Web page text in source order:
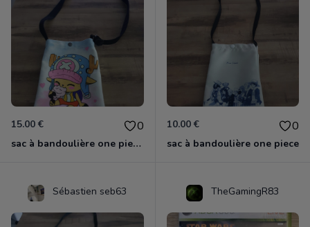
15.00 € 0
sac à bandoulière one piece chopper
10.00 € 0
sac à bandoulière one piece
Sébastien seb63 TheGamingR83